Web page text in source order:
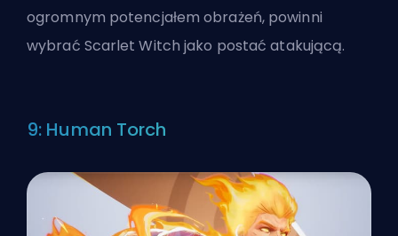
ogromnym potencjałem obrażeń, powinni
wybrać Scarlet Witch jako postać atakującą.
9: Human Torch